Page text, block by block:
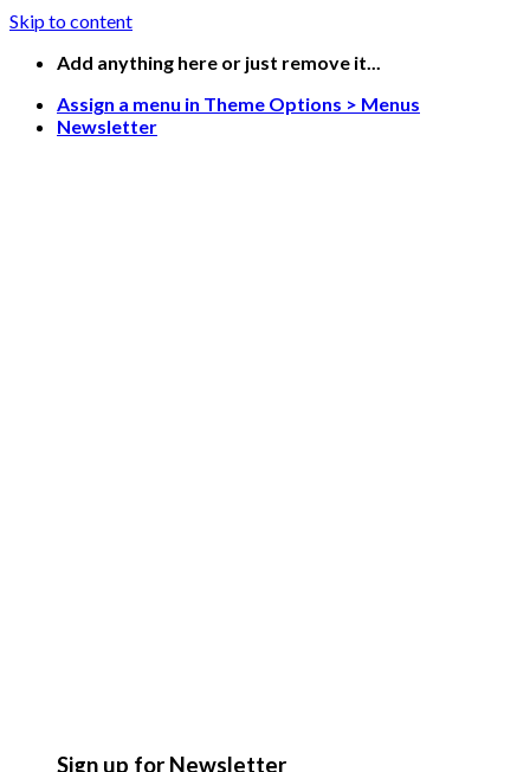
Skip to content
Add anything here or just remove it...
Assign a menu in Theme Options > Menus
Newsletter
Sign up for Newsletter